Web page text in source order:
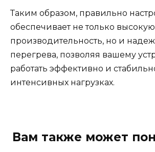
Таким образом, правильно
обеспечивает не только высокую
производительность, но и
перегрева, позволяя вашему
работать эффективно и
интенсивных нагрузках.
Вам также может